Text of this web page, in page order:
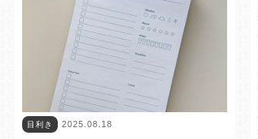
目利き 2025.08.18